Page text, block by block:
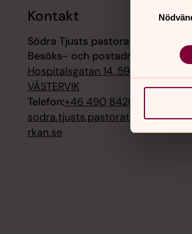
Kontakt
Södra Tjusts pastorat
Besöks- och postadress:
Hospitalsgatan 14, 59333
VÄSTERVIK
Telefon:+46 490 84200
sodra.tjusts.pastorat@svenskaky
rkan.se